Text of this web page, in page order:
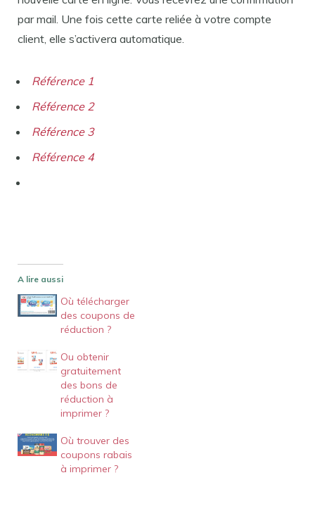
par mail. Une fois cette carte reliée à votre compte
client, elle s’activera automatique.
Référence 1
Référence 2
Référence 3
Référence 4
A lire aussi
Où télécharger
des coupons de
réduction ?
Ou obtenir
gratuitement
des bons de
réduction à
imprimer ?
Où trouver des
coupons rabais
à imprimer ?